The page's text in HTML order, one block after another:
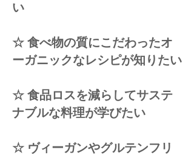
い
☆ 食べ物の質にこだわったオ
ーガニックなレシピが知りたい
☆ 食品ロスを減らしてサステ
ナブルな料理が学びたい
☆ ヴィーガンやグルテンフリ